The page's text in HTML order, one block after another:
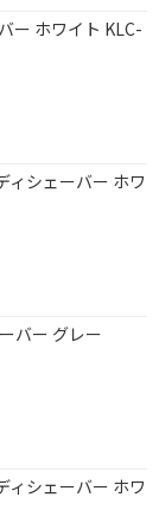
ー ホワイト KLC-
ィシェーバー ホワ
バー グレー
ィシェーバー ホワ
たワード